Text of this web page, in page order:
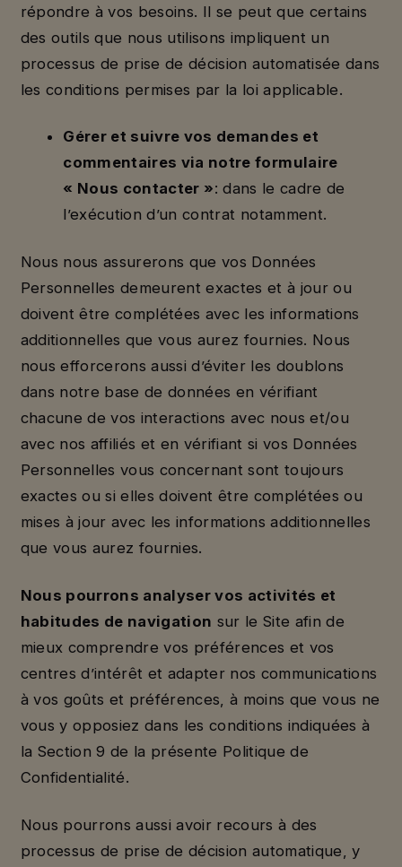
répondre à vos besoins. Il se peut que certains
des outils que nous utilisons impliquent un
processus de prise de décision automatisée dans
les conditions permises par la loi applicable.
Gérer et suivre vos demandes et
commentaires via notre formulaire
« Nous contacter »: dans le cadre de
l’exécution d’un contrat notamment.
Nous nous assurerons que vos Données
Personnelles demeurent exactes et à jour ou
doivent être complétées avec les informations
additionnelles que vous aurez fournies. Nous
nous efforcerons aussi d’éviter les doublons
dans notre base de données en vérifiant
chacune de vos interactions avec nous et/ou
avec nos affiliés et en vérifiant si vos Données
Personnelles vous concernant sont toujours
exactes ou si elles doivent être complétées ou
mises à jour avec les informations additionnelles
que vous aurez fournies.
Nous pourrons analyser vos activités et
habitudes de navigation sur le Site afin de
mieux comprendre vos préférences et vos
centres d’intérêt et adapter nos communications
à vos goûts et préférences, à moins que vous ne
vous y opposiez dans les conditions indiquées à
la Section 9 de la présente Politique de
Confidentialité.
Nous pourrons aussi avoir recours à des
processus de prise de décision automatique, y